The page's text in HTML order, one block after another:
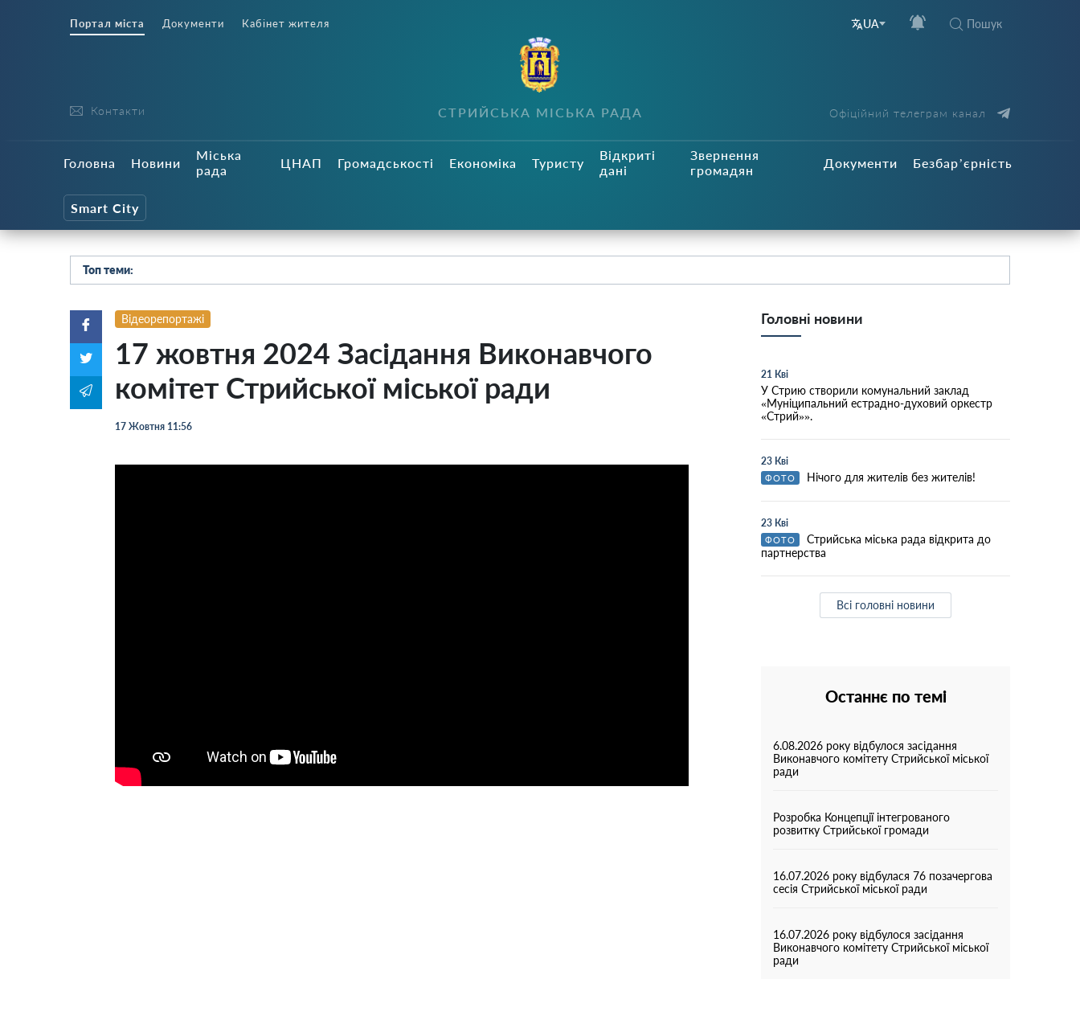
Портал міста Документи Кабінет жителя UA Пошук
Контакти СТРИЙСЬКА МІСЬКА РАДА Офіційний телеграм канал
Головна Новини
Міська
рада
ЦНАП Громадськості Економіка Туристу
Відкриті
дані
Звернення
громадян
Документи Безбар’єрність
Smart City
Топ теми:
Відеорепортажі
17 жовтня 2024 Засідання Виконавчого
комітет Стрийської міської ради
17 Жовтня 11:56
Головні новини
21 Кві
У Стрию створили комунальний заклад
«Муніципальний естрадно-духовий оркестр
«Стрий»».
23 Кві
ФОТО Нічого для жителів без жителів!
23 Кві
ФОТО
Стрийська міська рада відкрита до
партнерства
Всі головні новини
Останнє по темі
6.08.2026 року відбулося засідання
Виконавчого комітету Стрийської міської
ради
Розробка Концепції інтегрованого
розвитку Стрийської громади
16.07.2026 року відбулася 76 позачергова
сесія Стрийської міської ради
16.07.2026 року відбулося засідання
Виконавчого комітету Стрийської міської
ради